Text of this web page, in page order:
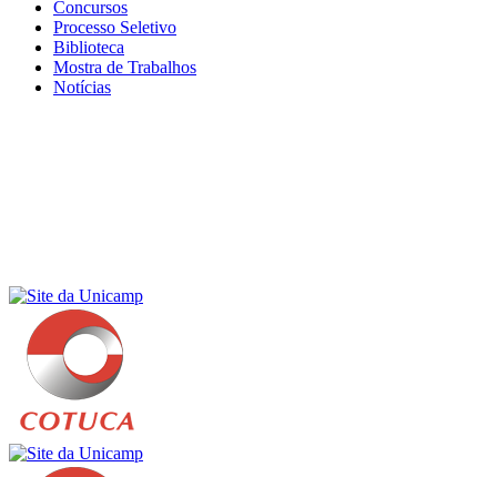
Concursos
Processo Seletivo
Biblioteca
Mostra de Trabalhos
Notícias